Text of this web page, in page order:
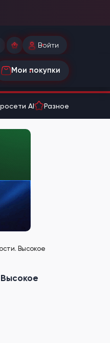
Войти
Мои покупки
AI Разное
Высокое